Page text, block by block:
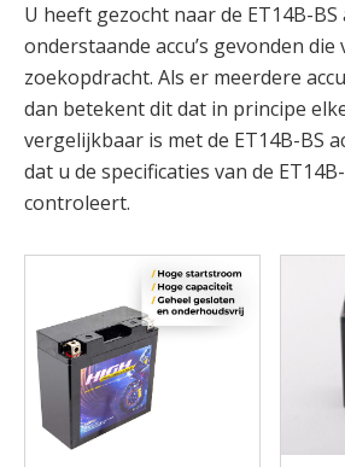
U heeft gezocht naar de ET14B-BS
onderstaande accu’s gevonden
zoekopdracht. Als er meerdere
dan betekent dit dat in principe
vergelijkbaar is met de ET14B-BS
dat u de specificaties van de
controleert.